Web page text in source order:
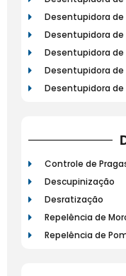
Desentupidora de
Desentupidora de
Desentupidora de
Desentupidora de
Desentupidora de
Controle de
Descupinização
Desratização
Repelência de
Repelência de